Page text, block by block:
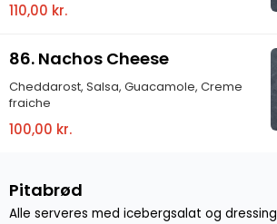
110,00 kr.
86. Nachos Cheese
Cheddarost, Salsa, Guacamole, Creme
fraiche
100,00 kr.
Pitabrød
Alle serveres med icebergsalat og dressing